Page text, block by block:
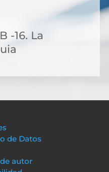
-16. La
de Datos
autor